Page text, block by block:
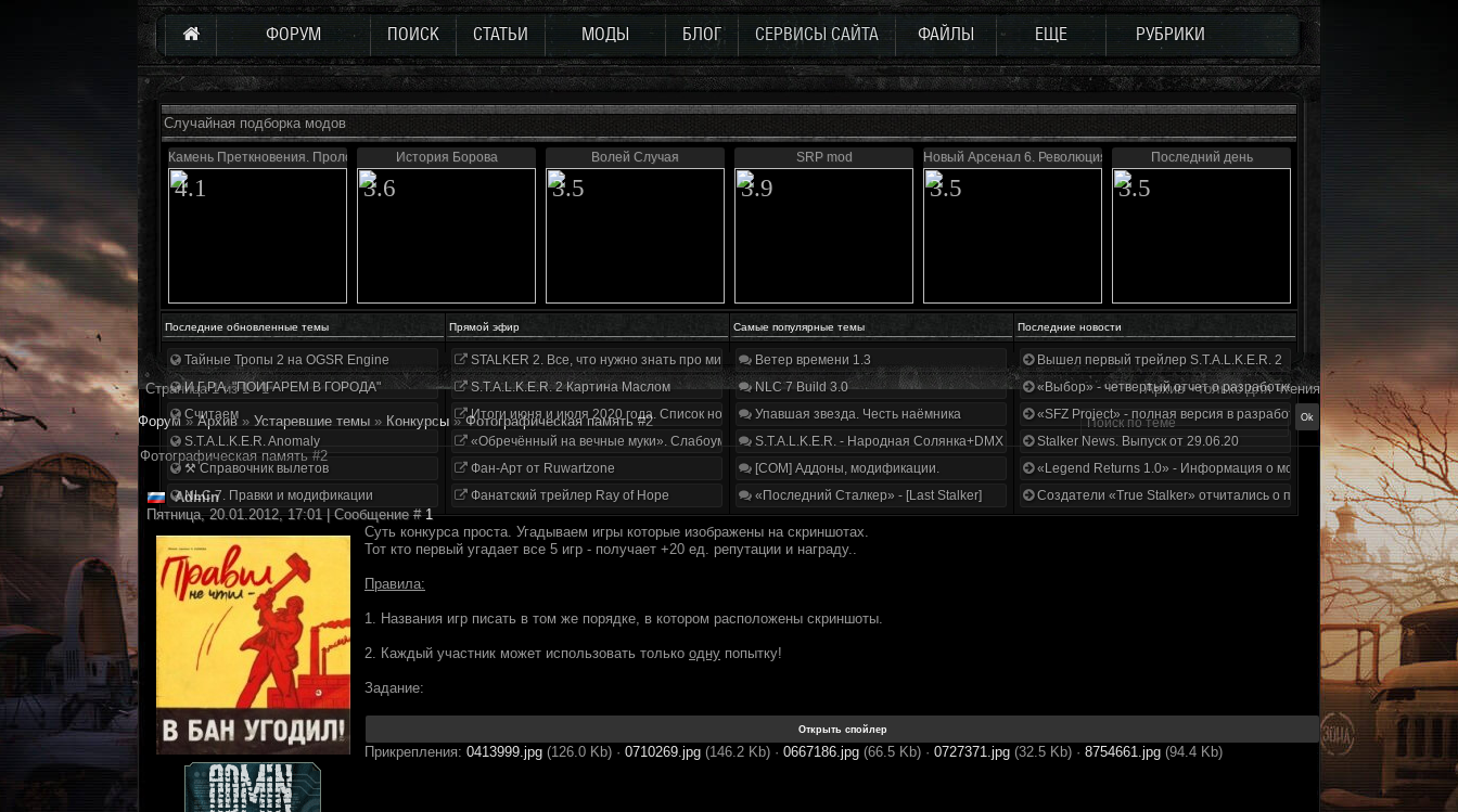
ФОРУМ ПОИСК СТАТЬИ МОДЫ БЛОГ СЕРВИСЫ САЙТА ФАЙЛЫ ЕЩЕ РУБРИКИ
Случайная подборка модов
Камень Преткновения. Пролог
4.1
История Борова
3.6
Волей Случая
3.5
SRP mod
3.9
Новый Арсенал 6. Революция
3.5
Последний день
3.5
Последние обновленные темы Прямой эфир Самые популярные темы Последние новости
Тайные Тропы 2 на OGSR Engine
И.Г.Р.А. "ПОИГАРЕМ В ГОРОДА"
Считаем
S.T.A.L.K.E.R. Anomaly
⚒ Справочник вылетов
NLC 7. Правки и модификации
STALKER 2. Все, что нужно знать про мир, геймплей и сюжет | Разбор трейлера
S.T.A.L.K.E.R. 2 Картина Маслом
Итоги июня и июля 2020 года. Список нововведений
«Обречённый на вечные муки». Слабоумие и отвага
Фан-Арт от Ruwartzone
Фанатский трейлер Ray of Hope
Ветер времени 1.3
NLC 7 Build 3.0
Упавшая звезда. Честь наёмника
S.T.A.L.K.E.R. - Народная Солянка+DMX 1.3.5.ООП.МА.К.
[COM] Аддоны, модификации.
«Последний Сталкер» - [Last Stalker]
Вышел первый трейлер S.T.A.L.K.E.R. 2
«Выбор» - четвертый отчет о разработке!
«SFZ Project» - полная версия в разработке!
Stalker News. Выпуск от 29.06.20
«Legend Returns 1.0» - Информация о моде за июнь 2020
Создатели «True Stalker» отчитались о проделанной работе
Страница1из1 1
Архив - только для чтения
Форум » Архив » Устаревшие темы » Конкурсы » Фотографическая память #2
Фотографическая память #2
Аdmin
Пятница, 20.01.2012, 17:01 | Сообщение #1
Суть конкурса проста. Угадываем игры которые изображены на скриншотах.
Тот кто первый угадает все 5 игр - получает +20 ед. репутации и награду..
Правила:
1. Названия игр писать в том же порядке, в котором расположены скриншоты.
2. Каждый участник может использовать только одну попытку!
Задание:
Прикрепления: 0413999.jpg (126.0 Kb) · 0710269.jpg (146.2 Kb) · 0667186.jpg (66.5 Kb) · 0727371.jpg (32.5 Kb) · 8754661.jpg (94.4 Kb)